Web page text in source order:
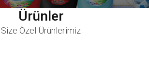
Ürünler
Size Özel Ürünlerimiz